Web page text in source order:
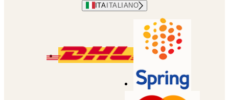
ITA ITALIANO